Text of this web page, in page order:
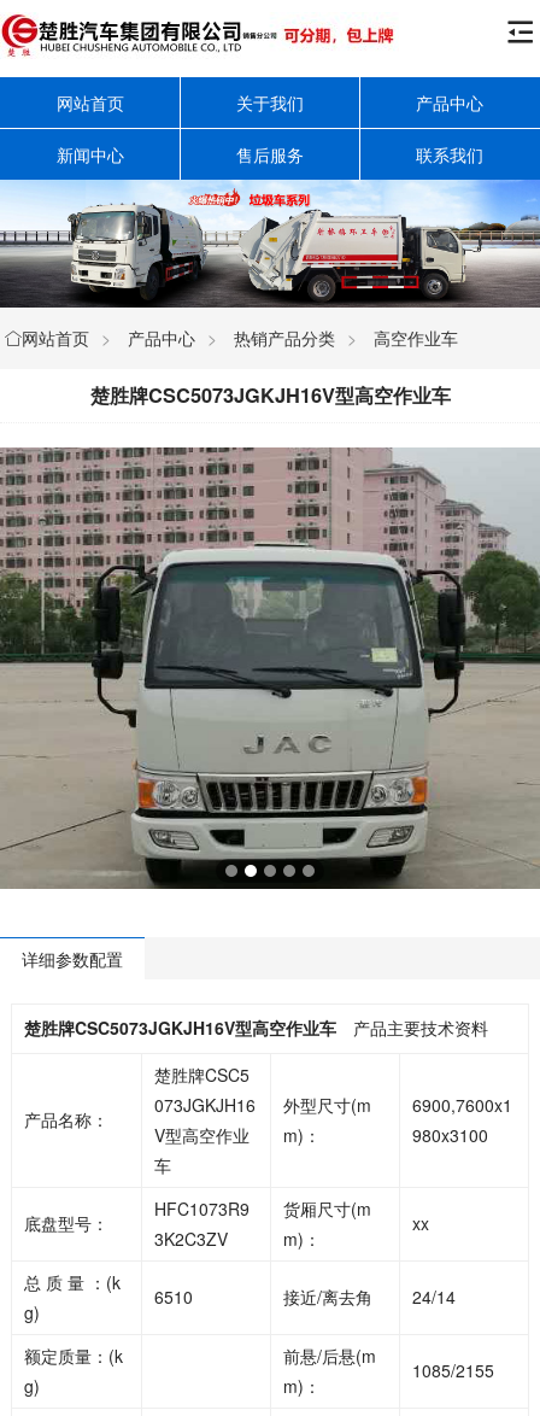

网站首页 关于我们 产品中心
新闻中心 售后服务 联系我们
网站首页 > 产品中心 > 热销产品分类 > 高空作业车
楚胜牌CSC5073JGKJH16V型高空作业车
详细参数配置
楚胜牌CSC5073JGKJH16V型高空作业车产品主要技术资料
产品名称：
楚胜牌CSC5
073JGKJH16
V型高空作业
车
外型尺寸(m
m)：
6900,7600x1
980x3100
底盘型号：
HFC1073R9
3K2C3ZV
货厢尺寸(m
m)：
xx
总 质 量 ：(k
g)
6510 接近/离去角 24/14
额定质量：(k
g)
前悬/后悬(m
m)：
1085/2155